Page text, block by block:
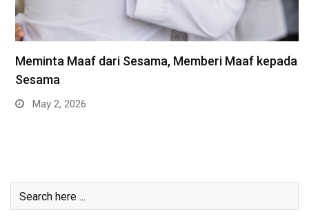
Meminta Maaf dari Sesama, Memberi Maaf kepada
Sesama
May 2, 2026